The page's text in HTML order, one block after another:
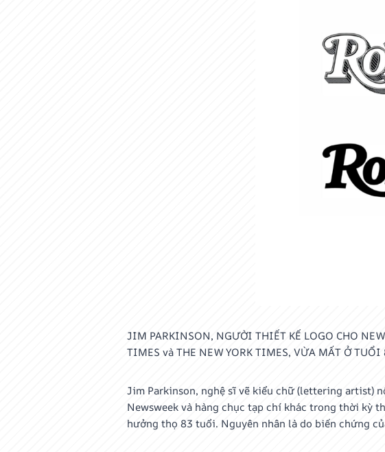
JIM PARKINSON, NGƯỜI THIẾT KẾ LOGO CHO
TIMES và THE NEW YORK TIMES, VỪA MẤT Ở TUỔI
Jim Parkinson, nghệ sĩ vẽ kiểu chữ (lettering artist)
Newsweek và hàng chục tạp chí khác trong thời kỳ
hưởng thọ 83 tuổi. Nguyên nhân là do biến chứng